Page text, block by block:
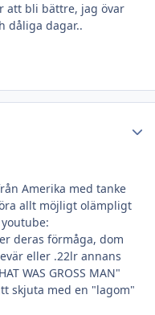
att bli bättre, jag övar
dåliga dagar..
Amerika med tanke
allt möjligt olämpligt
deras förmåga, dom
eller .22lr annans
WAS GROSS MAN"
skjuta med en "lagom"